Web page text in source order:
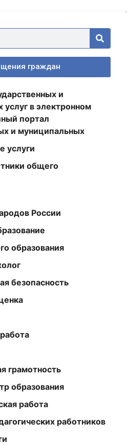
граждан
и
в электронном
портал
и муниципальных
услуги
общего
России
образования
безопасность
грамотность
образования
работа
работников